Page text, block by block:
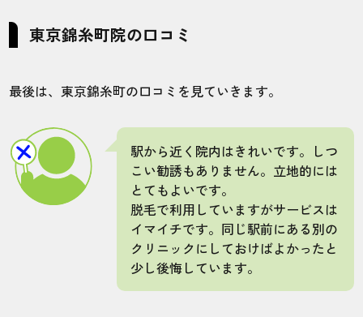
東京錦糸町院の口コミ
最後は、東京錦糸町の口コミを見ていきます。
駅から近く院内はきれいです。しつ
こい勧誘もありません。立地的には
とてもよいです。
脱毛で利用していますがサービスは
イマイチです。同じ駅前にある別の
クリニックにしておけばよかったと
少し後悔しています。